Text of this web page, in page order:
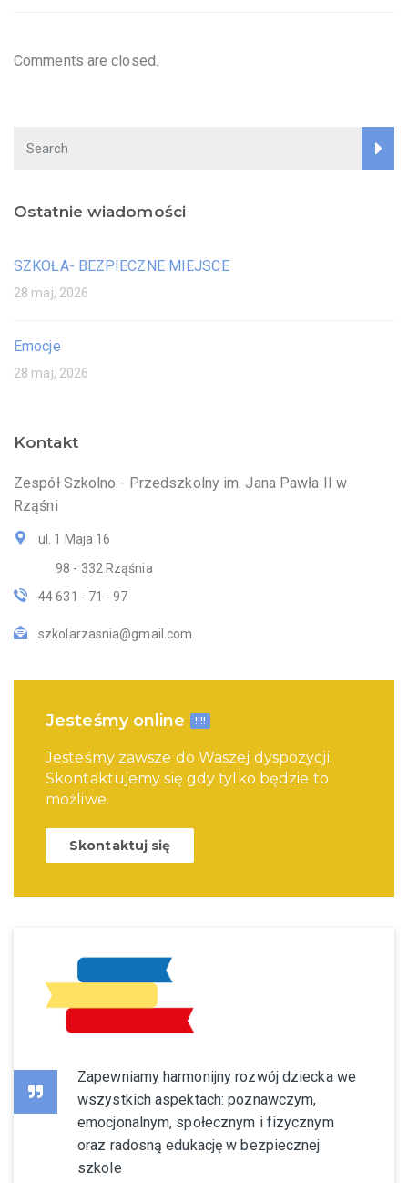
Comments are closed.
Ostatnie wiadomości
SZKOŁA- BEZPIECZNE MIEJSCE
28 maj, 2026
Emocje
28 maj, 2026
Kontakt
Zespół Szkolno - Przedszkolny im. Jana Pawła II w
Rząśni
ul. 1 Maja 16
98 - 332 Rząśnia
44 631 - 71 - 97
szkolarzasnia@gmail.com
Jesteśmy online !!!!
Jesteśmy zawsze do Waszej dyspozycji.
Skontaktujemy się gdy tylko będzie to
możliwe.
Skontaktuj się
Zapewniamy harmonijny rozwój dziecka we
wszystkich aspektach: poznawczym,
emocjonalnym, społecznym i fizycznym
oraz radosną edukację w bezpiecznej
szkole